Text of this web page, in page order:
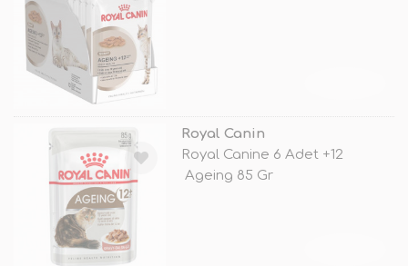
Royal Canin
Royal Canine 6 Adet +12
Ageing 85 Gr